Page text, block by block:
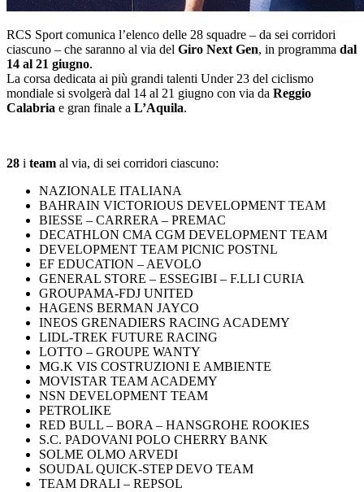
RCS Sport comunica l’elenco delle 28 squadre – da sei corridori
ciascuno – che saranno al via del Giro Next Gen, in programma dal
14 al 21 giugno.
La corsa dedicata ai più grandi talenti Under 23 del ciclismo
mondiale si svolgerà dal 14 al 21 giugno con via da Reggio
Calabria e gran finale a L’Aquila.
28 i team al via, di sei corridori ciascuno:
NAZIONALE ITALIANA
BAHRAIN VICTORIOUS DEVELOPMENT TEAM
BIESSE – CARRERA – PREMAC
DECATHLON CMA CGM DEVELOPMENT TEAM
DEVELOPMENT TEAM PICNIC POSTNL
EF EDUCATION – AEVOLO
GENERAL STORE – ESSEGIBI – F.LLI CURIA
GROUPAMA-FDJ UNITED
HAGENS BERMAN JAYCO
INEOS GRENADIERS RACING ACADEMY
LIDL-TREK FUTURE RACING
LOTTO – GROUPE WANTY
MG.K VIS COSTRUZIONI E AMBIENTE
MOVISTAR TEAM ACADEMY
NSN DEVELOPMENT TEAM
PETROLIKE
RED BULL – BORA – HANSGROHE ROOKIES
S.C. PADOVANI POLO CHERRY BANK
SOLME OLMO ARVEDI
SOUDAL QUICK-STEP DEVO TEAM
TEAM DRALI – REPSOL